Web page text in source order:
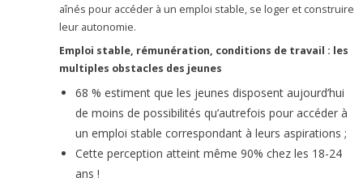
aînés pour accéder à un emploi stable, se loger et construire
leur autonomie.
Emploi stable, rémunération, conditions de travail : les
multiples obstacles des jeunes
68 % estiment que les jeunes disposent aujourd’hui
de moins de possibilités qu’autrefois pour accéder à
un emploi stable correspondant à leurs aspirations ;
Cette perception atteint même 90% chez les 18-24
ans !